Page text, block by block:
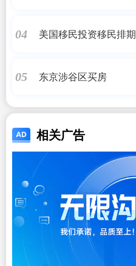
04 美国移民投资移民排期
05 东京涉谷区买房
相关广告